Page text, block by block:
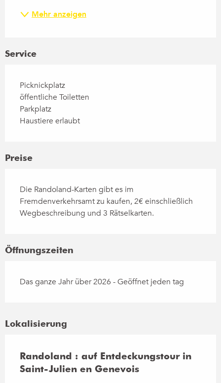
Mehr anzeigen
Service
Picknickplatz
öffentliche Toiletten
Parkplatz
Haustiere erlaubt
Preise
Die Randoland-Karten gibt es im
Fremdenverkehrsamt zu kaufen, 2€ einschließlich
Wegbeschreibung und 3 Rätselkarten.
Öffnungszeiten
Das ganze Jahr über 2026 - Geöffnet jeden tag
Lokalisierung
Randoland : auf Entdeckungstour in
Saint-Julien en Genevois